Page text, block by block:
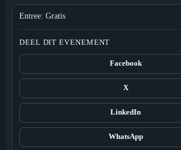
Entree: Gratis
DEEL DIT EVENEMENT
Facebook
X
LinkedIn
WhatsApp